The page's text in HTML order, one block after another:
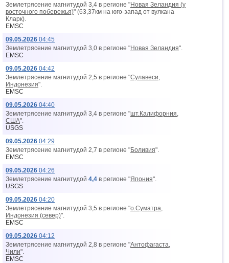
Землетрясение магнитудой 3,4 в регионе "Новая Зеландия (у
восточного побережья)" (63,37км на юго-запад от вyлкана
Кларк).
EMSC
09.05.2026 04:45
Землетрясение магнитудой 3,0 в регионе "Новая Зеландия".
EMSC
09.05.2026 04:42
Землетрясение магнитудой 2,5 в регионе "Сулавеси,
Индонезия".
EMSC
09.05.2026 04:40
Землетрясение магнитудой 3,4 в регионе "шт.Калифорния,
США".
USGS
09.05.2026 04:29
Землетрясение магнитудой 2,7 в регионе "Боливия".
EMSC
09.05.2026 04:26
Землетрясение магнитудой 4,4 в регионе "Япония".
USGS
09.05.2026 04:20
Землетрясение магнитудой 3,5 в регионе "о.Суматра,
Индонезия (север)".
EMSC
09.05.2026 04:12
Землетрясение магнитудой 2,8 в регионе "Антофагаста,
Чили".
EMSC